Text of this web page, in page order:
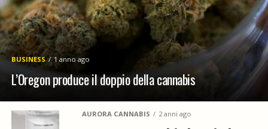
BUSINESS 1 anno ago
L’Oregon produce il doppio della cannabis
AURORA CANNABIS 2 anni ago